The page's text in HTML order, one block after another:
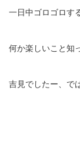
一日中ゴロゴロす
何か楽しいこと知
吉見でしたー、で